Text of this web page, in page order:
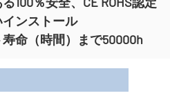
ンストール
命（時間）まで50000h